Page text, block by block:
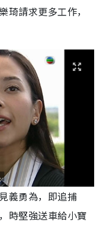
琦請求更多工作，
義勇為，即追捕
時堅強送車給小寶